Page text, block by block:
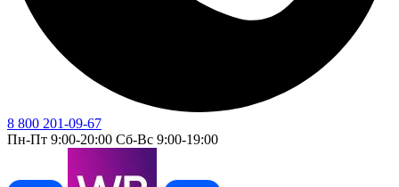
8 800 201-09-67
Пн-Пт 9:00-20:00 Сб-Вс 9:00-19:00